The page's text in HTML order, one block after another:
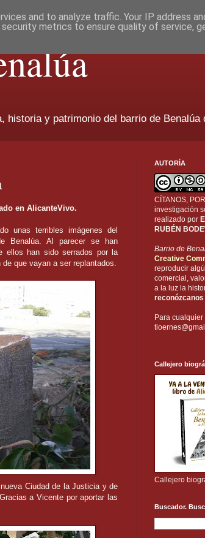
historia y patrimonio del barrio de Benalúa
en AlicanteVivo.
unas terribles imágenes del
Benalúa. Al parecer se han
ellos han sido serrados por la
que vayan a ser replantados.
Ciudad de la Justicia y de
a Vicente por aportar las
AUTORÍA
CÍTANOS,
investigación
realizado por
RUBÉN
Barrio de
Creative
reproducir
comercial,
a la luz la
Para
Callejero
Callejero
Buscador.
and to analyze traffic. Your IP address
metrics to ensure quality of service,